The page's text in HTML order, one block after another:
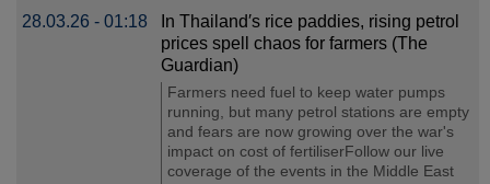
28.03.26 - 01:18
In Thailand′s rice paddies, rising petrol
prices spell chaos for farmers (The
Guardian)
Farmers need fuel to keep water pumps
running, but many petrol stations are empty
and fears are now growing over the war's
impact on cost of fertiliserFollow our live
coverage of the events in the Middle East